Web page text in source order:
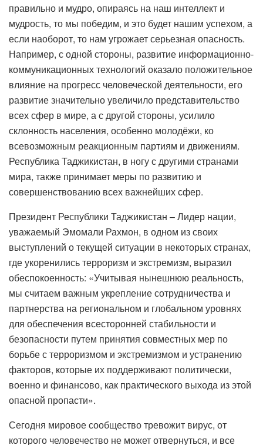
правильно и мудро, опираясь на наш интеллект и
мудрость, то мы победим, и это будет нашим успехом, а
если наоборот, то нам угрожает серьезная опасность.
Например, с одной стороны, развитие информационно-
коммуникационных технологий оказало положительное
влияние на прогресс человеческой деятельности, его
развитие значительно увеличило представительство
всех сфер в мире, а с другой стороны, усилило
склонность населения, особенно молодёжи, ко
всевозможным реакционным партиям и движениям.
Республика Таджикистан, в ногу с другими странами
мира, также принимает меры по развитию и
совершенствованию всех важнейших сфер.
Президент Республики Таджикистан – Лидер нации,
уважаемый Эмомали Рахмон, в одном из своих
выступлений о текущей ситуации в некоторых странах,
где укоренились терроризм и экстремизм, выразил
обеспокоенность: «Учитывая нынешнюю реальность,
мы считаем важным укрепление сотрудничества и
партнерства на региональном и глобальном уровнях
для обеспечения всесторонней стабильности и
безопасности путем принятия совместных мер по
борьбе с терроризмом и экстремизмом и устранению
факторов, которые их поддерживают политически,
военно и финансово, как практического выхода из этой
опасной пропасти».
Сегодня мировое сообщество тревожит вирус, от
которого человечество не может отвернуться, и все